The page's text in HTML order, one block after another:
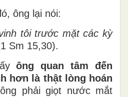
ông lại nói:
tôi trước mặt các kỳ
Sm 15,30).
ông quan tâm đến
hơn là thật lòng hoán
phải giọt nước mắt